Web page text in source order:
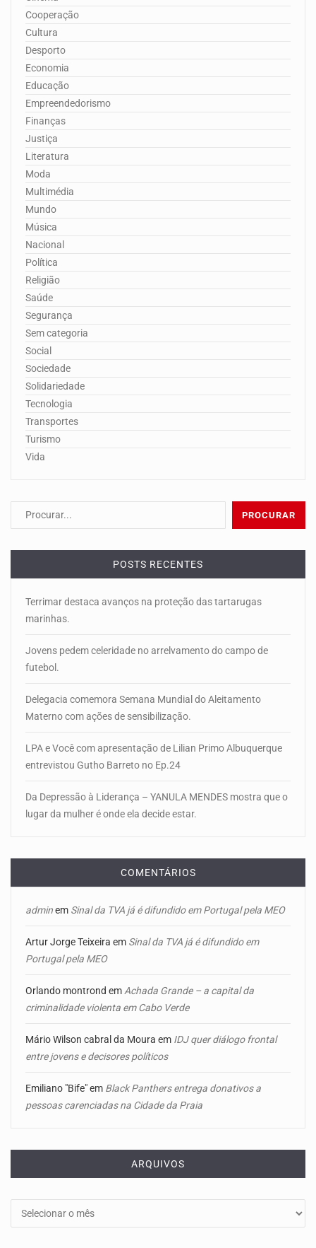
Cooperação
Cultura
Desporto
Economia
Educação
Empreendedorismo
Finanças
Justiça
Literatura
Moda
Multimédia
Mundo
Música
Nacional
Política
Religião
Saúde
Segurança
Sem categoria
Social
Sociedade
Solidariedade
Tecnologia
Transportes
Turismo
Vida
POSTS RECENTES
Terrimar destaca avanços na proteção das tartarugas
marinhas.
Jovens pedem celeridade no arrelvamento do campo de
futebol.
Delegacia comemora Semana Mundial do Aleitamento
Materno com ações de sensibilização.
LPA e Você com apresentação de Lilian Primo Albuquerque
entrevistou Gutho Barreto no Ep.24
Da Depressão à Liderança – YANULA MENDES mostra que o
lugar da mulher é onde ela decide estar.
COMENTÁRIOS
adminem Sinal da TVA já é difundido em Portugal pela MEO
Artur Jorge Teixeira em Sinal da TVA já é difundido em
Portugal pela MEO
Orlando montrond em Achada Grande – a capital da
criminalidade violenta em Cabo Verde
Mário Wilson cabral da Moura em IDJ quer diálogo frontal
entre jovens e decisores políticos
Emiliano "Bife"em Black Panthers entrega donativos a
pessoas carenciadas na Cidade da Praia
ARQUIVOS